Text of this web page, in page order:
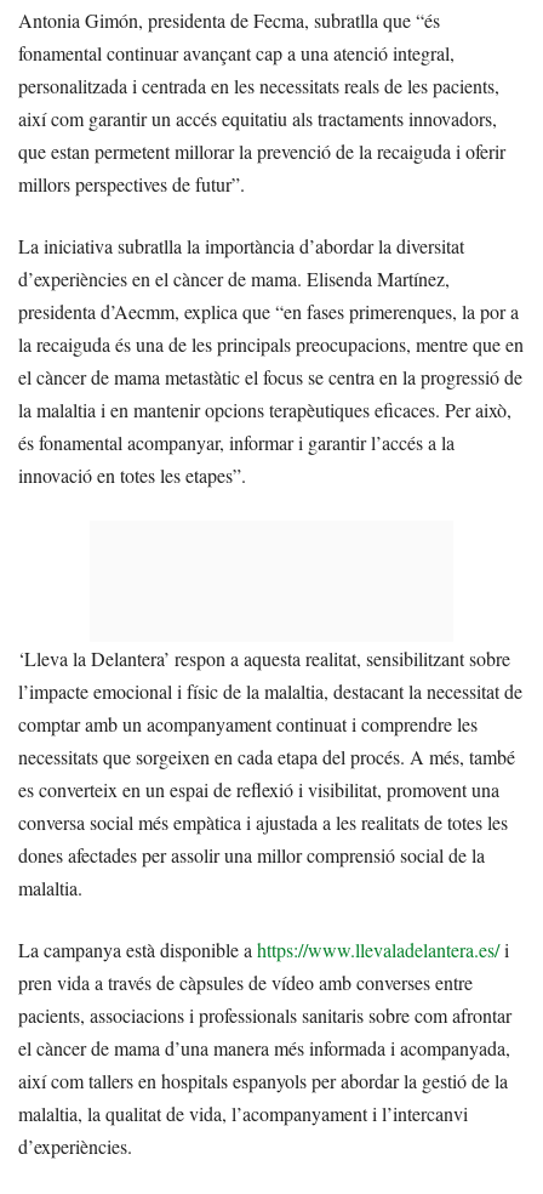
Antonia Gimón, presidenta de Fecma, subratlla que “és
fonamental continuar avançant cap a una atenció integral,
personalitzada i centrada en les necessitats reals de les pacients,
així com garantir un accés equitatiu als tractaments innovadors,
que estan permetent millorar la prevenció de la recaiguda i oferir
millors perspectives de futur”.
La iniciativa subratlla la importància d’abordar la diversitat
d’experiències en el càncer de mama. Elisenda Martínez,
presidenta d’Aecmm, explica que “en fases primerenques, la por a
la recaiguda és una de les principals preocupacions, mentre que en
el càncer de mama metastàtic el focus se centra en la progressió de
la malaltia i en mantenir opcions terapèutiques eficaces. Per això,
és fonamental acompanyar, informar i garantir l’accés a la
innovació en totes les etapes”.
‘Lleva la Delantera’ respon a aquesta realitat, sensibilitzant sobre
l’impacte emocional i físic de la malaltia, destacant la necessitat de
comptar amb un acompanyament continuat i comprendre les
necessitats que sorgeixen en cada etapa del procés. A més, també
es converteix en un espai de reflexió i visibilitat, promovent una
conversa social més empàtica i ajustada a les realitats de totes les
dones afectades per assolir una millor comprensió social de la
malaltia.
La campanya està disponible a https://www.llevaladelantera.es/i
pren vida a través de càpsules de vídeo amb converses entre
pacients, associacions i professionals sanitaris sobre com afrontar
el càncer de mama d’una manera més informada i acompanyada,
així com tallers en hospitals espanyols per abordar la gestió de la
malaltia, la qualitat de vida, l’acompanyament i l’intercanvi
d’experiències.